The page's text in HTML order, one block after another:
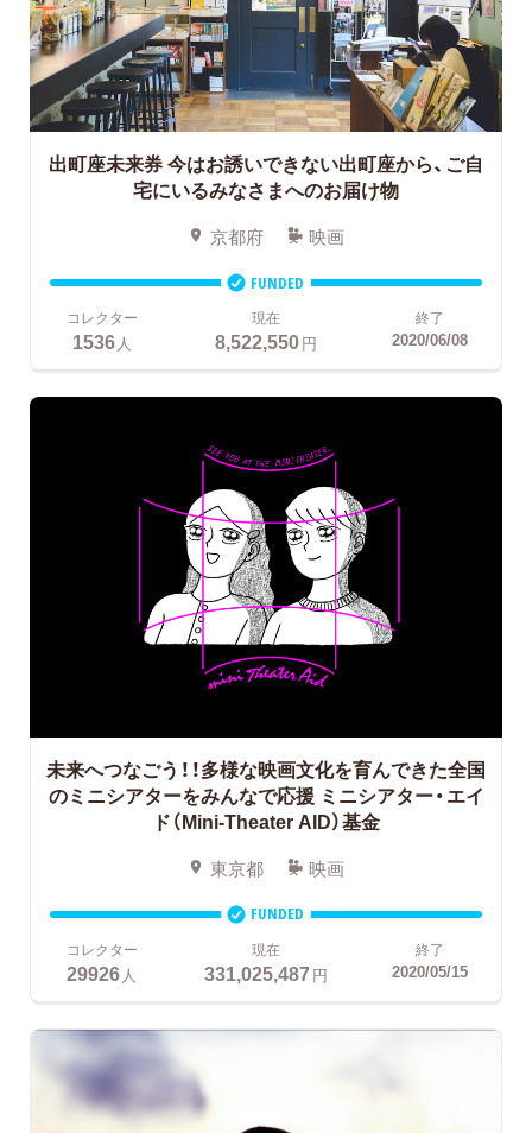
出町座未来券今はお誘いできない出町座から、ご自
宅にいるみなさまへのお届け物
京都府 映画
FUNDED
コレクター
1536人
現在
8,522,550円
終了
2020/06/08
未来へつなごう！！多様な映画文化を育んできた全国
のミニシアターをみんなで応援ミニシアター・エイ
ド（Mini-Theater AID）基金
東京都 映画
FUNDED
コレクター
29926 人
現在
331,025,487円
終了
2020/05/15